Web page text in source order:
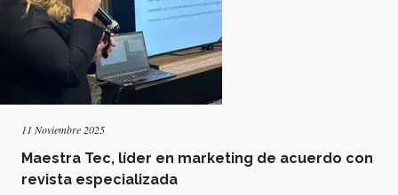
11 Noviembre 2025
Maestra Tec, líder en marketing de acuerdo con
revista especializada